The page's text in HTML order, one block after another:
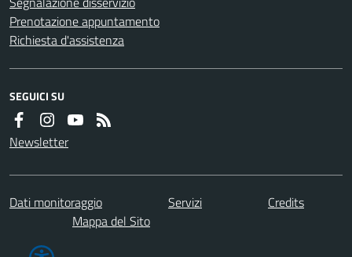
Prenotazione appuntamento
Richiesta d'assistenza
SEGUICI SU
Newsletter
Dati monitoraggio Servizi
Credits
Mappa del Sito